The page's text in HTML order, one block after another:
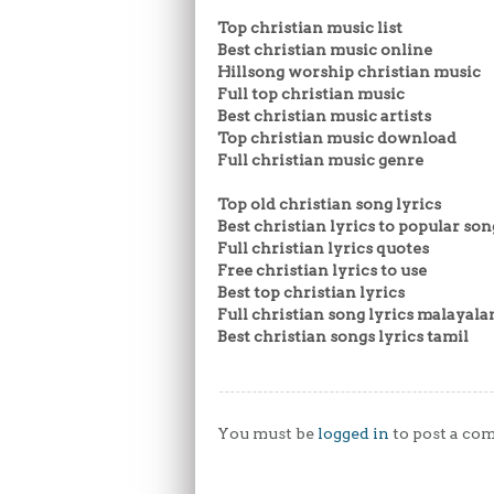
Top christian music list
Best christian music online
Hillsong worship christian music
Full top christian music
Best christian music artists
Top christian music download
Full christian music genre
Top old christian song lyrics
Best christian lyrics to popular
Full christian lyrics quotes
Free christian lyrics to use
Best top christian lyrics
Full christian song lyrics
Best christian songs lyrics tamil
You must be logged in to post a